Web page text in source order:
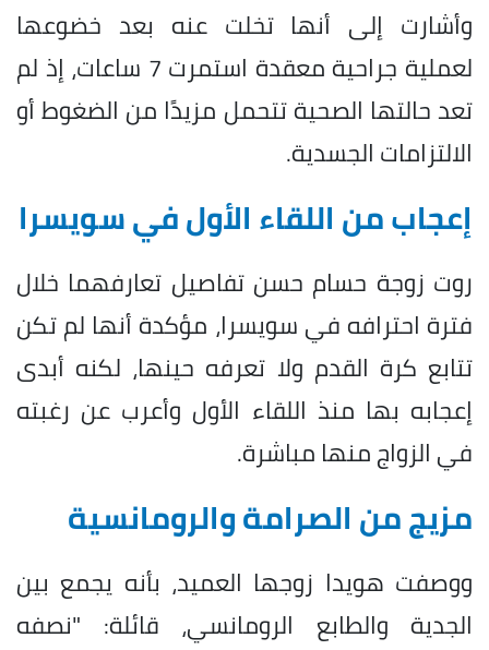
وأشارت إلى أنها تخلت عنه بعد خضوعها
لعملية جراحية معقدة استمرت 7 ساعات، إذ لم
تعد حالتها الصحية تتحمل مزيدًا من الضغوط أو
الالتزامات الجسدية.
إعجاب من اللقاء الأول في سويسرا
روت زوجة حسام حسن تفاصيل تعارفهما خلال
فترة احترافه في سويسرا، مؤكدة أنها لم تكن
تتابع كرة القدم ولا تعرفه حينها، لكنه أبدى
إعجابه بها منذ اللقاء الأول وأعرب عن رغبته
في الزواج منها مباشرة.
مزيج من الصرامة والرومانسية
ووصفت هويدا زوجها العميد، بأنه يجمع بين
الجدية والطابع الرومانسي، قائلة: "نصفه